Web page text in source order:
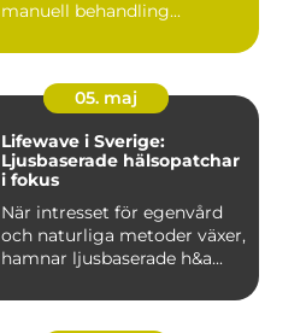
manuell behandling...
05. maj
Lifewave i Sverige:
Ljusbaserade hälsopatchar
i fokus
När intresset för egenvård
och naturliga metoder växer,
hamnar ljusbaserade h&a...